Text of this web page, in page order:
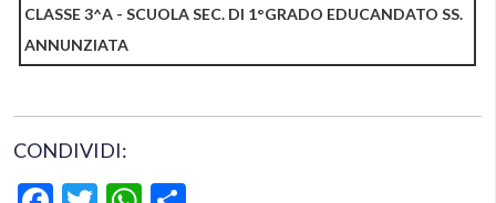
CLASSE 3^A - SCUOLA SEC. DI 1°GRADO EDUCANDATO SS.
ANNUNZIATA
CONDIVIDI: